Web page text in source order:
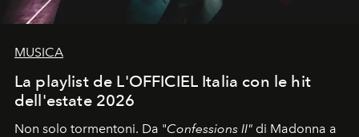
MUSICA
La playlist de L'OFFICIEL Italia con le hit
dell'estate 2026
Non solo tormentoni. Da "Confessions II" di Madonna a